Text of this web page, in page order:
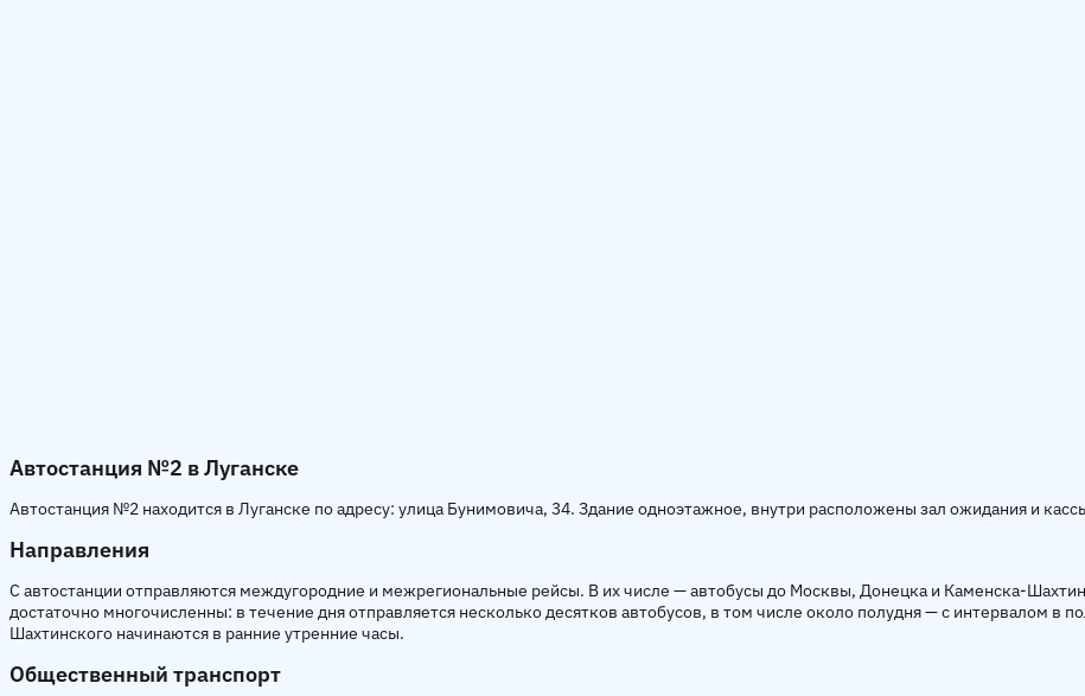
Автостанция №2 в Луганске
Автостанция №2 находится в Луганске по адресу: улица Бунимовича, 34. Здание одноэтажное, внутри расположены зал ожидания и
Направления
С автостанции отправляются междугородние и межрегиональные рейсы. В их числе — автобусы до Москвы, Донецка и Каменска-
достаточно многочисленны: в течение дня отправляется несколько десятков автобусов, в том числе около полудня — с интервалом в
Шахтинского начинаются в ранние утренние часы.
Общественный транспорт